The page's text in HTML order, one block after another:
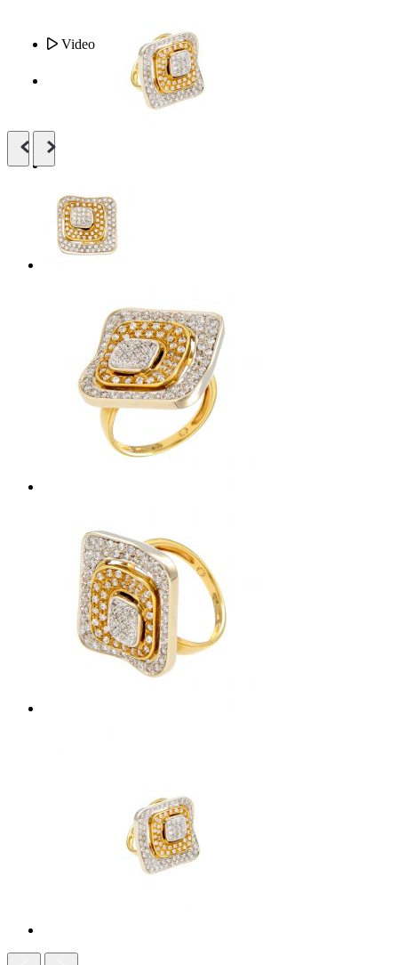
Video